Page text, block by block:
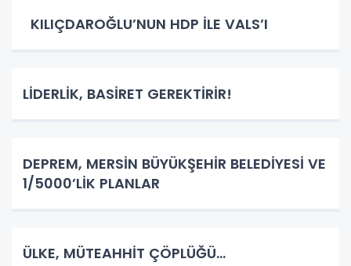
KILIÇDAROĞLU’NUN HDP İLE VALS’I
LİDERLİK, BASİRET GEREKTİRİR!
DEPREM, MERSİN BÜYÜKŞEHİR BELEDİYESİ VE
1/5000’LİK PLANLAR
ÜLKE, MÜTEAHHİT ÇÖPLÜĞÜ…